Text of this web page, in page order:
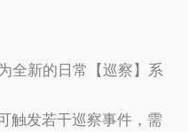
新的日常【巡察】系
发若干巡察事件，需